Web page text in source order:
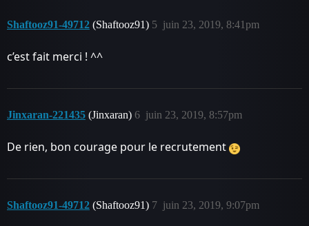
Shaftooz91-49712 (Shaftooz91) juin 23, 2019, 8:41pm
5
c’est fait merci ! ^^
Jinxaran-221435 (Jinxaran) juin 23, 2019, 8:57pm
6
De rien, bon courage pour le recrutement
Shaftooz91-49712 (Shaftooz91) juin 23, 2019, 9:07pm
7